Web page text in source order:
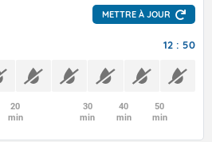
METTRE À JOUR
12 : 50
20
min
30
min
40
min
50
min